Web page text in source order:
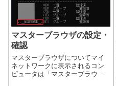
マスターブラウザの設定・
確認
マスターブラウザについてマイ
ネットワークに表示されるコン
ピュータは「マスターブラウ